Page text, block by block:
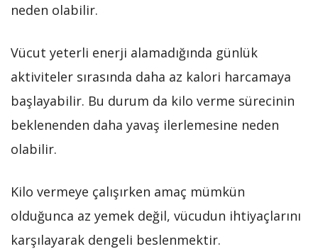
neden olabilir.
Vücut yeterli enerji alamadığında günlük
aktiviteler sırasında daha az kalori harcamaya
başlayabilir. Bu durum da kilo verme sürecinin
beklenenden daha yavaş ilerlemesine neden
olabilir.
Kilo vermeye çalışırken amaç mümkün
olduğunca az yemek değil, vücudun ihtiyaçlarını
karşılayarak dengeli beslenmektir.